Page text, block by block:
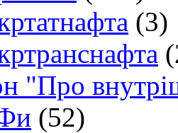
(3)
"Про
(52)